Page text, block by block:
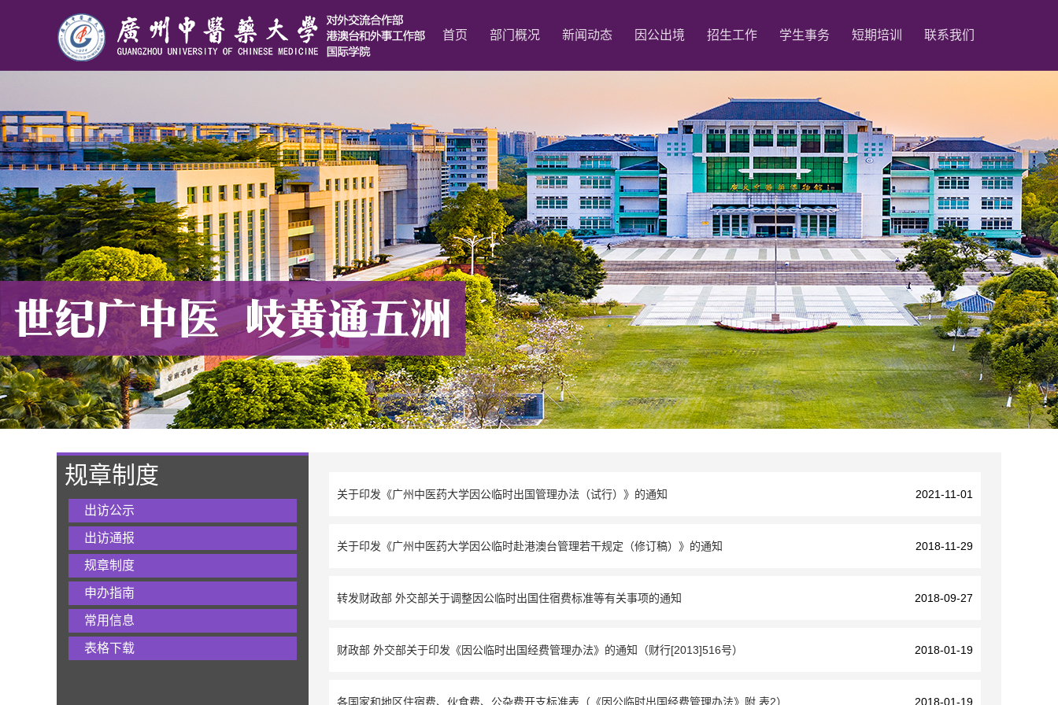
首页 部门概况 新闻动态 因公出境 招生工作 学生事务 短期培训 联系我们
规章制度
出访公示
出访通报
规章制度
申办指南
常用信息
表格下载
关于印发《广州中医药大学因公临时出国管理办法（试行）》的通知 2021-11-01
关于印发《广州中医药大学因公临时赴港澳台管理若干规定（修订稿）》的通知 2018-11-29
转发财政部 外交部关于调整因公临时出国住宿费标准等有关事项的通知 2018-09-27
财政部 外交部关于印发《因公临时出国经费管理办法》的通知（财行[2013]516号） 2018-01-19
各国家和地区住宿费、伙食费、公杂费开支标准表（《因公临时出国经费管理办法》附 表2） 2018-01-19